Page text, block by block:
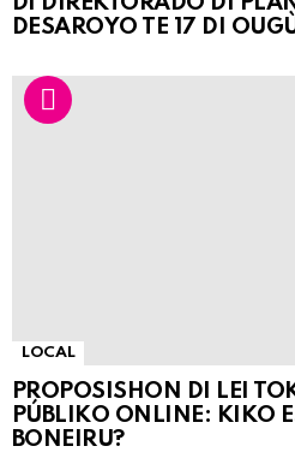
DESAROYO TE 17 DI
LOCAL
PROPOSISHON DI LEI
PÚBLIKO ONLINE: KIKO
BONEIRU?